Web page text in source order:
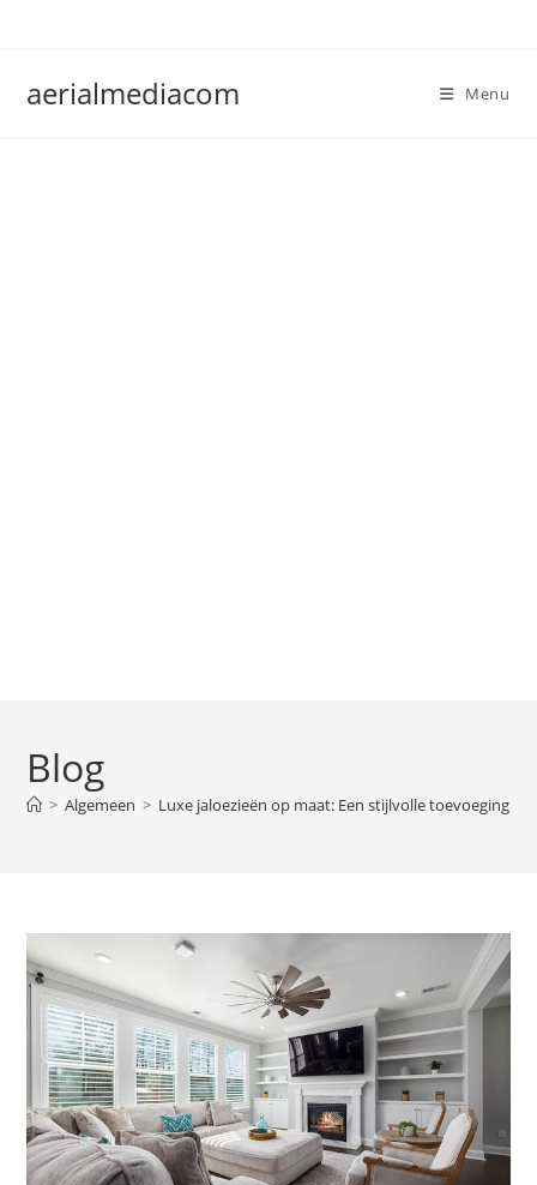
aerialmediacom Menu
Blog
> Algemeen > Luxe jaloezieën op maat: Een stijlvolle toevoeging